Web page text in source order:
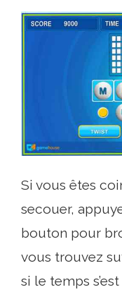
Si vous êtes
secouer,
bouton pour
vous trouvez
si le temps